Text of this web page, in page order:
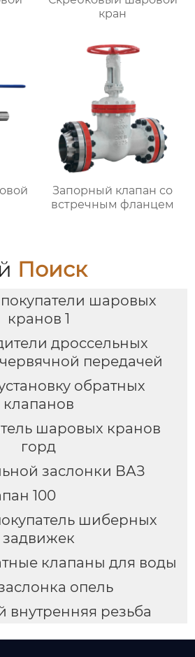
кран
Запорный клапан со
встречным фланцем
Поиск
шаровых
кранов 1
дроссельных
передачей
обратных
клапанов
шаровых кранов
горд
заслонки ВАЗ
100
шиберных
задвижек
клапаны для воды
опель
внутренняя резьба